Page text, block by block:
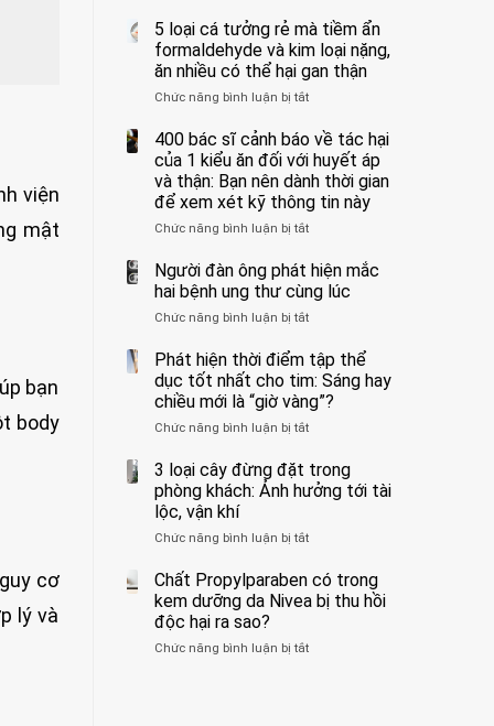
viện
mật
bạn
body
cơ
lý và
“Xoắn
900
độ,
không
kịp
4
nhóm
người
được
bác
cảnh
báo
“ĐỪNG
GẮNG
SỨC!”
miệng:
Bác
Bệnh
viện
đồng
1
ra
cảnh
báo
người
Việt
đang
uống
cà
theo
3
kiểu
“hại
thân”
mà
biết
5 loại cá tưởng rẻ mà tiềm ẩn
formaldehyde và kim loại nặng,
ăn nhiều có thể hại gan thận
Chức năng bình luận bị tắtở
loại
cá
tưởng
rẻ
mà
tiềm
formaldehyde
kim
loại
ăn
nhiều
có
thể
hại
thận
400 bác sĩ cảnh báo về tác hại
của 1 kiểu ăn đối với huyết áp
và thận: Bạn nên dành thời gian
để xem xét kỹ thông tin này
Chức năng bình luận bị tắtở
bác
cảnh
báo
tác
hại
của
1
kiểu
đối
với
và
Bạn
nên
Người đàn ông phát hiện mắc
hai bệnh ung thư cùng lúc
Chức năng bình luận bị tắtở
đàn
ông
phát
hiện
mắc
bệnh
ung
lúc
Phát hiện thời điểm tập thể
dục tốt nhất cho tim: Sáng hay
chiều mới là “giờ vàng”?
Chức năng bình luận bị tắtở
hiện
thời
điểm
thể
tốt
nhất
cho
Sáng
3 loại cây đừng đặt trong
phòng khách: Ảnh hưởng tới tài
lộc, vận khí
Chức năng bình luận bị tắtở
loại
cây
đừng
trong
Chất Propylparaben có trong
kem dưỡng da Nivea bị thu hồi
độc hại ra sao?
Chức năng bình luận bị tắtở